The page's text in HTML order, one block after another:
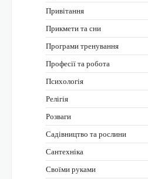
Привітання
Прикмети та сни
Програми тренування
Професії та робота
Психологія
Релігія
Розваги
Садівництво та рослини
Сантехніка
Своїми руками